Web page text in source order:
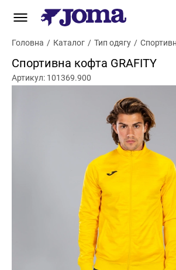
Головна / Каталог / Тип одягу /
Спортивна кофта GRAFITY
Артикул: 101369.900